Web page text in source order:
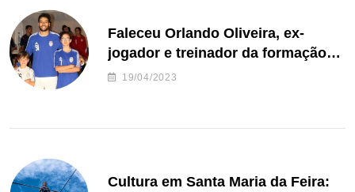
Faleceu Orlando Oliveira, ex-
jogador e treinador da formação
de andebol do Feirense
19/04/2023
Cultura em Santa Maria da Feira: